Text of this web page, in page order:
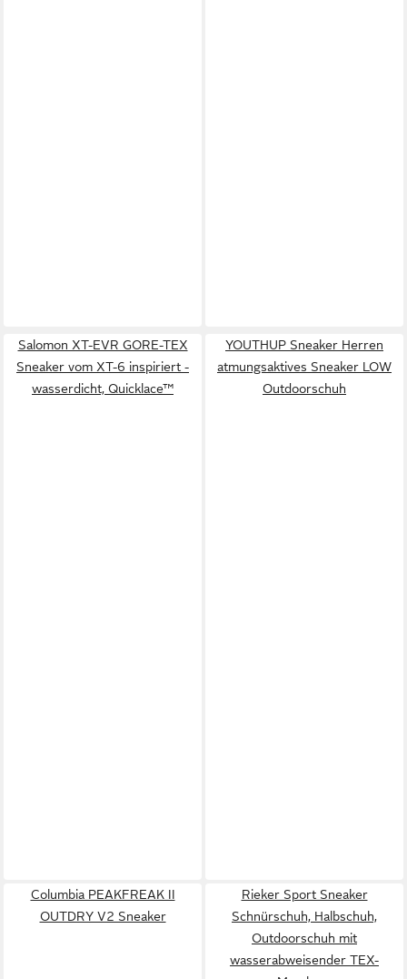
Salomon XT-EVR GORE-TEX
Sneaker vom XT-6 inspiriert -
wasserdicht, Quicklace™
YOUTHUP Sneaker Herren
atmungsaktives Sneaker LOW
Outdoorschuh
Columbia PEAKFREAK II
OUTDRY V2 Sneaker
Rieker Sport Sneaker
Schnürschuh, Halbschuh,
Outdoorschuh mit
wasserabweisender TEX-